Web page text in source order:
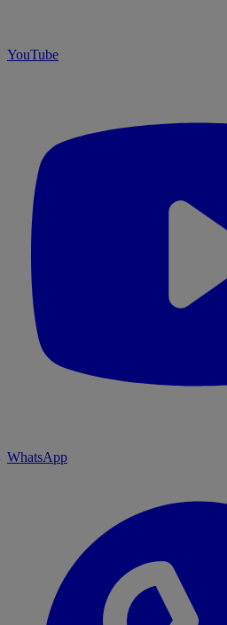
YouTube
WhatsApp